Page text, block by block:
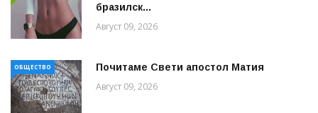
бразилск...
Август 09, 2026
ОБЩЕСТВО Почитаме Свети апостол Матия
Август 09, 2026